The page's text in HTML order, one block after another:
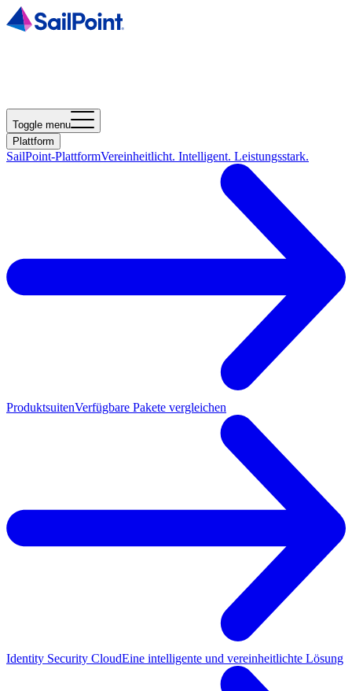
Toggle menu
Plattform
SailPoint-PlattformVereinheitlicht. Intelligent. Leistungsstark.
ProduktsuitenVerfügbare Pakete vergleichen
Identity Security CloudEine intelligente und vereinheitlichte Lösung